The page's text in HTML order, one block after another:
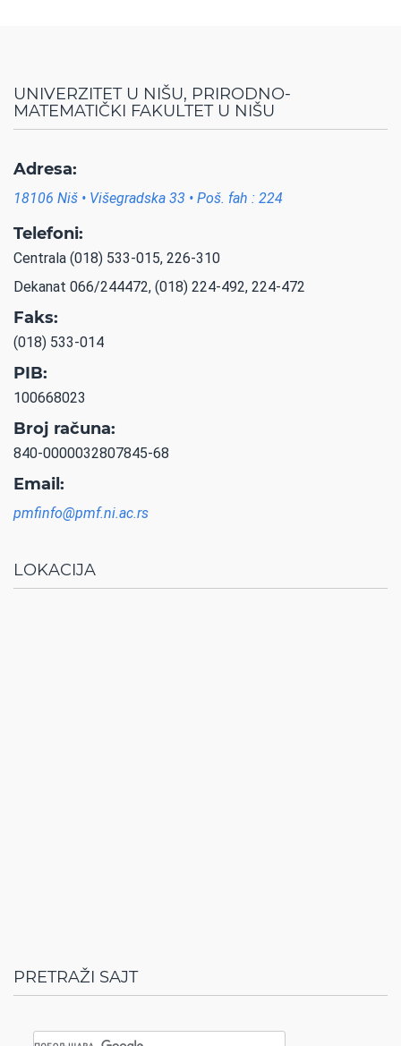
UNIVERZITET U NIŠU, PRIRODNO-
MATEMATIČKI FAKULTET U NIŠU
Adresa:
18106 Niš • Višegradska 33 • Poš. fah : 224
Telefoni:
Centrala (018) 533-015, 226-310
Dekanat 066/244472, (018) 224-492, 224-472
Faks:
(018) 533-014
PIB:
100668023
Broj računa:
840-0000032807845-68
Email:
pmfinfo@pmf.ni.ac.rs
LOKACIJA
PRETRAŽI SAJT